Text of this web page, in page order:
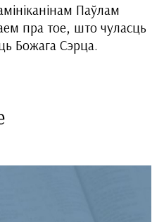
Паўлам
пра тое, што чуласць
Божага Сэрца.